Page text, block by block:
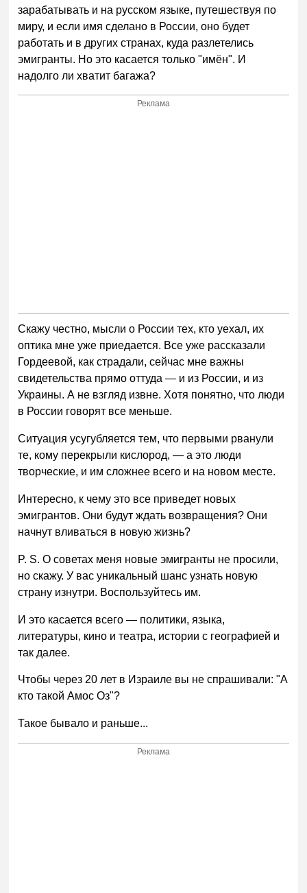
зарабатывать и на русском языке, путешествуя по
миру, и если имя сделано в России, оно будет
работать и в других странах, куда разлетелись
эмигранты. Но это касается только "имён". И
надолго ли хватит багажа?
Реклама
Скажу честно, мысли о России тех, кто уехал, их
оптика мне уже приедается. Все уже рассказали
Гордеевой, как страдали, сейчас мне важны
свидетельства прямо оттуда — и из России, и из
Украины. А не взгляд извне. Хотя понятно, что люди
в России говорят все меньше.
Ситуация усугубляется тем, что первыми рванули
те, кому перекрыли кислород, — а это люди
творческие, и им сложнее всего и на новом месте.
Интересно, к чему это все приведет новых
эмигрантов. Они будут ждать возвращения? Они
начнут вливаться в новую жизнь?
P. S. О советах меня новые эмигранты не просили,
но скажу. У вас уникальный шанс узнать новую
страну изнутри. Воспользуйтесь им.
И это касается всего — политики, языка,
литературы, кино и театра, истории с географией и
так далее.
Чтобы через 20 лет в Израиле вы не спрашивали: "А
кто такой Амос Оз"?
Такое бывало и раньше...
Реклама